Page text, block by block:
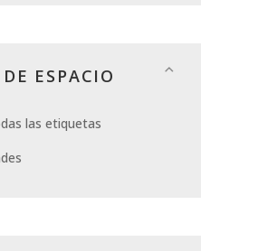
ESPACIO
las etiquetas